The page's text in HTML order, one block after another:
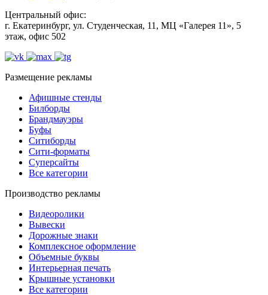
Центральный офис:
г. Екатеринбург, ул. Студенческая, 11, МЦ «Галерея 11», 5
этаж, офис 502
Размещение рекламы
Афишные стенды
Билборды
Брандмауэры
Буфы
Ситиборды
Сити-форматы
Суперсайты
Все категории
Производство рекламы
Видеоролики
Вывески
Дорожные знаки
Комплексное оформление
Объемные буквы
Интерьерная печать
Крышные установки
Все категории